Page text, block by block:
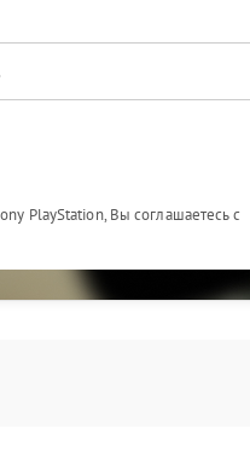
PlayStation, Вы соглашаетесь с